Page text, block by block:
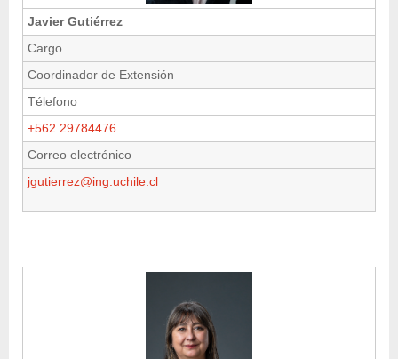
Javier Gutiérrez
Cargo
Coordinador de Extensión
Télefono
+562 29784476
Correo electrónico
jgutierrez@ing.uchile.cl